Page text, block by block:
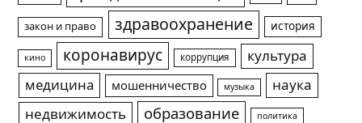
закон и право здравоохранение история
кино коронавирус коррупция
культура
медицина
мошенничество музыка
наука
недвижимость
образование политика